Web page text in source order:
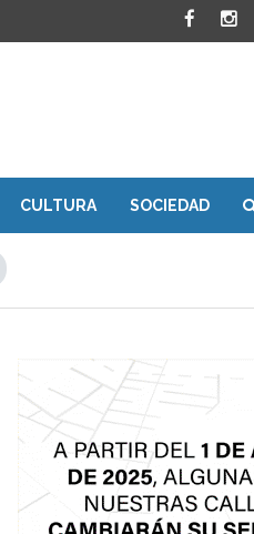
CULTURA SOCIEDAD